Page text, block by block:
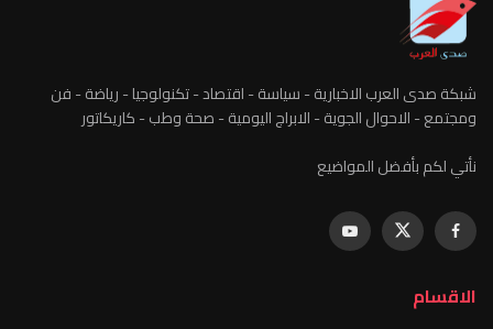
شبكة صدى العرب الاخبارية - سياسة - اقتصاد - تكنولوجيا - رياضة - فن
ومجتمع - الاحوال الجوية - الابراج اليومية - صحة وطب - كاريكاتور
نأتي لكم بأفضل المواضيع
الاقسام